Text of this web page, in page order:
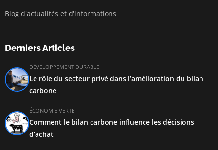
Blog d'actualités et d'informations
Derniers Articles
DÉVELOPPEMENT DURABLE
Le rôle du secteur privé dans l’amélioration du bilan
carbone
ÉCONOMIE VERTE
Comment le bilan carbone influence les décisions
d’achat